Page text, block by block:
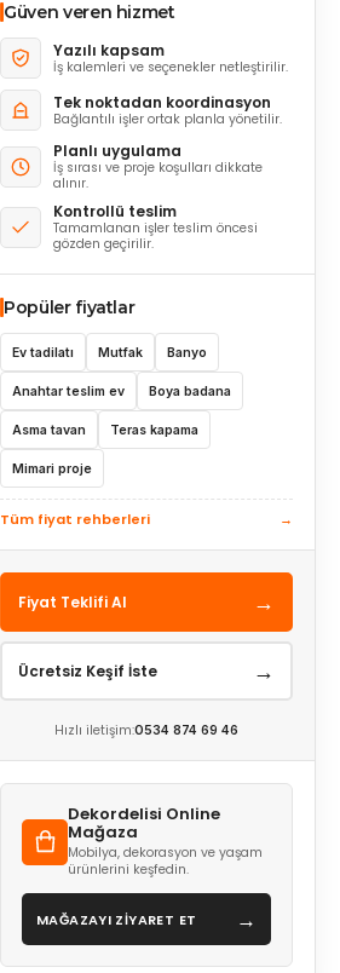
Güven veren hizmet
Yazılı kapsam
İş kalemleri ve seçenekler netleştirilir.
Tek noktadan koordinasyon
Bağlantılı işler ortak planla yönetilir.
Planlı uygulama
İş sırası ve proje koşulları dikkate
alınır.
Kontrollü teslim
Tamamlanan işler teslim öncesi
gözden geçirilir.
Popüler fiyatlar
Ev tadilatı Mutfak Banyo
Anahtar teslim ev Boya badana
Asma tavan Teras kapama
Mimari proje
Tüm fiyat rehberleri →
Fiyat Teklifi Al →
Ücretsiz Keşif İste →
Hızlı iletişim:0534 874 69 46
Dekordelisi Online
Mağaza
Mobilya, dekorasyon ve yaşam
ürünlerini keşfedin.
MAĞAZAYI ZİYARET ET →